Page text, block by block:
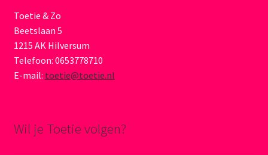
Toetie & Zo
Beetslaan 5
1215 AK Hilversum
Telefoon: 0653778710
E-mail: toetie@toetie.nl
Wil je Toetie volgen?